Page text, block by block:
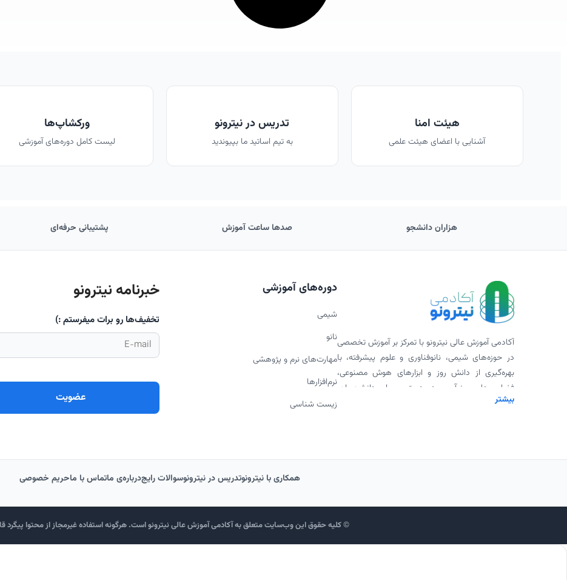
هیئت امنا
آشنایی با اعضای هیئت علمی
تدریس در نیترونو
به تیم اساتید ما بپیوندید
ورکشاپ‌ها
لیست کامل دوره‌های آموزشی
هزاران دانشجو صدها ساعت آموزش پشتیبانی حرفه‌ای
آکادمی آموزش عالی نیترونو با تمرکز بر آموزش تخصصی
در حوزه‌های شیمی، نانوفناوری و علوم پیشرفته، با
بهره‌گیری از دانش روز و ابزارهای هوش مصنوعی،
فضایی علمی، نوآور و در دسترس برای دانشجویان،
پژوهشگران و علاقه‌مندان فراهم کرده است. ارائه
بیشتر
دوره‌های آموزشی
شیمی
نانو
مهارت‌های نرم و پژوهشی
نرم‌افزارها
زیست شناسی
خبرنامه نیترونو
تخفیف‌ها رو برات میفرستم :)
همکاری با نیترونوتدریس در نیترونوسوالات رایجدرباره‌‌ی ماتماس با ماحریم خصوصی
© کلیه حقوق این وب‌سایت متعلق به آکادمی آموزش عالی نیترونو است. هرگونه استفاده غیرمجاز از محتوا پیگرد